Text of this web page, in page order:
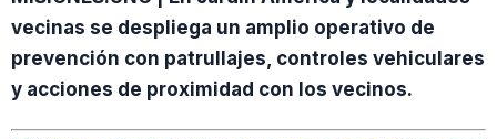
vecinas se despliega un amplio operativo de
prevención con patrullajes, controles vehiculares
y acciones de proximidad con los vecinos.